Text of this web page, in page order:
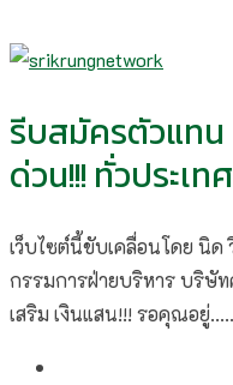
รีบสมัครตัวแท
ด่วน!!! ทั่วประเทศ
เว็บไซต์นี้ขับเคลื่อนโดย นิ
กรรมการฝ่ายบริหาร บริษัท
เสริม เงินแสน!!! รอคุณอยู่.....